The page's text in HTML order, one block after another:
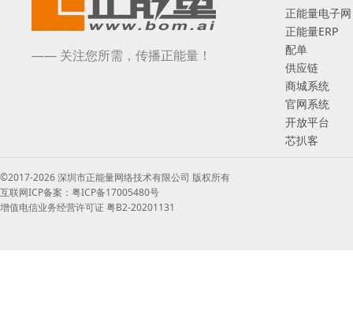
—— 关注您所需，传播正能量！
正能量电子网
正能量ERP
配单
供应链
商城系统
官网系统
开放平台
芯扒客
©2017-2026 深圳市正能量网络技术有限公司 版权所有
互联网ICP备案：粤ICP备17005480号
增值电信业务经营许可证 粤B2-20201131